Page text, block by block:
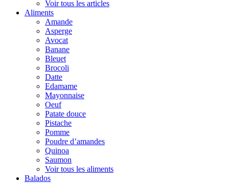
Voir tous les articles
Aliments
Amande
Asperge
Avocat
Banane
Bleuet
Brocoli
Datte
Edamame
Mayonnaise
Oeuf
Patate douce
Pistache
Pomme
Poudre d’amandes
Quinoa
Saumon
Voir tous les aliments
Balados